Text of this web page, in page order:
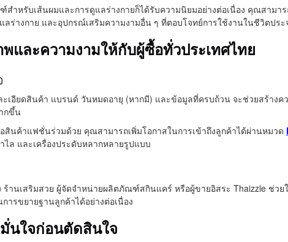
ำหรับเส้นผมและการดูแลร่างกายก็ได้รับความนิยมอย่างต่อเนื่อง คุณสาม
ร่างกาย และอุปกรณ์เสริมความงามอื่น ๆ ที่ตอบโจทย์การใช้งานในชีวิตประ
และความงามให้กับผู้ซื้อทั่วประเทศไทย
เอียดสินค้า แบรนด์ วันหมดอายุ (หากมี) และข้อมูลที่ครบถ้วน จะช่วยสร้างค
กขึ้น
สินค้าแฟชั่นร่วมด้วย คุณสามารถเพิ่มโอกาสในการเข้าถึงลูกค้าได้ผ่านหมวด
ล และเครื่องประดับหลากหลายรูปแบบ
ร้านเสริมสวย ผู้จัดจำหน่ายผลิตภัณฑ์สกินแคร์ หรือผู้ขายอิสระ Thaizzle ช่ว
ารขยายฐานลูกค้าได้อย่างต่อเนื่อง
นใจก่อนตัดสินใจ